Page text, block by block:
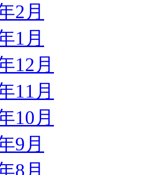
2月
1月
12月
11月
10月
9月
8月